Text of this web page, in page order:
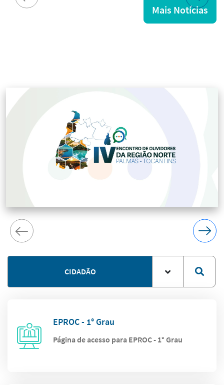
Mais Notícias
CIDADÃO
EPROC - 1° Grau
Página de acesso para EPROC - 1° Grau